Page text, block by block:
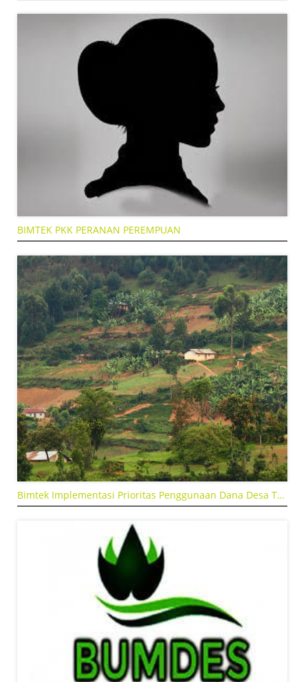
BIMTEK PKK PERANAN PEREMPUAN
Bimtek Implementasi Prioritas Penggunaan Dana Desa Tahun 2025